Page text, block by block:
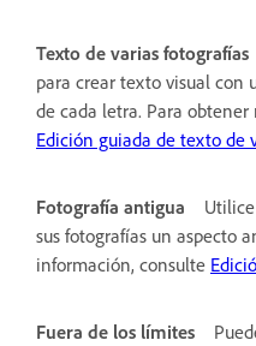
Texto de varias fotografías
para crear texto visual con
de cada letra. Para
Edición guiada de texto de
Fotografía antigua
sus fotografías un aspecto
información, consulte
Fuera de los límites